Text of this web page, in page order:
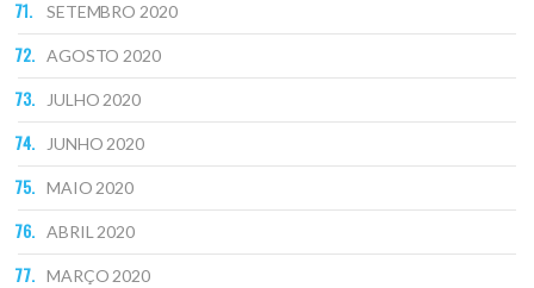
SETEMBRO 2020
AGOSTO 2020
JULHO 2020
JUNHO 2020
MAIO 2020
ABRIL 2020
MARÇO 2020